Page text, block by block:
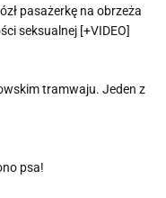
pasażerkę na obrzeża
seksualnej [+VIDEO]
tramwaju. Jeden z
psa!